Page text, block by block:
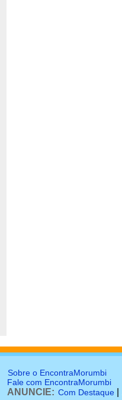
Sobre o EncontraMorumbi
Fale com EncontraMorumbi
ANUNCIE: Com Destaque